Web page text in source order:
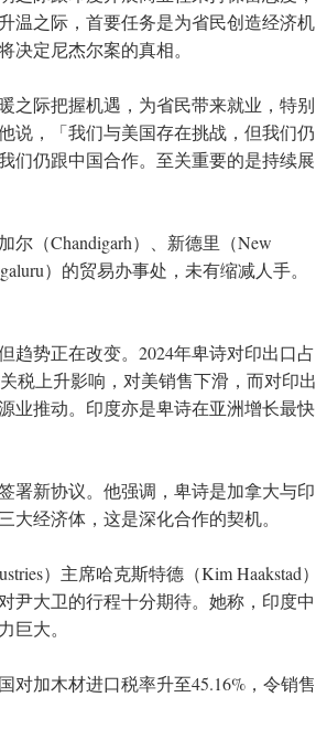
温之际，首要任务是为省民创造经济机
定尼杰尔案的真相。
之际把握机遇，为省民带来就业，特别
说，「我们与美国存在挑战，但我们仍
们仍跟中国合作。至关重要的是持续展
（Chandigarh）、新德里（New
）的贸易办事处，未有缩减人手。
趋势正在改变。2024年卑诗对印出口占
税上升影响，对美销售下滑，而对印出
业推动。印度亦是卑诗在亚洲增长最快
署新协议。他强调，卑诗是加拿大与印
经济体，这是深化合作的契机。
）主席哈克斯特德（Kim Haakstad）
尹大卫的行程十分期待。她称，印度中
巨大。
对加木材进口税率升至45.16%，令销售